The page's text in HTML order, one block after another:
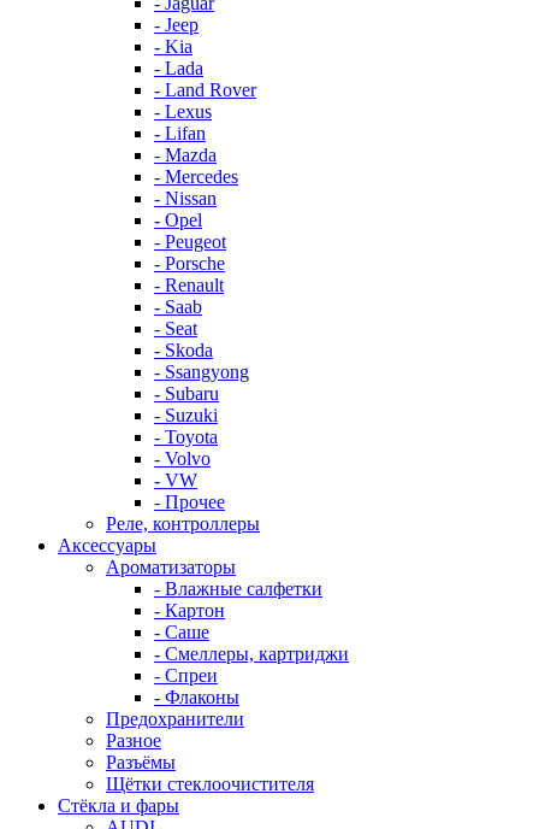
- Jeep
- Kia
- Lada
- Land Rover
- Lexus
- Lifan
- Mazda
- Mercedes
- Nissan
- Opel
- Peugeot
- Porsche
- Renault
- Saab
- Seat
- Skoda
- Ssangyong
- Subaru
- Suzuki
- Toyota
- Volvo
- VW
- Прочее
Реле, контроллеры
Аксессуары
Ароматизаторы
- Влажные салфетки
- Картон
- Саше
- Смеллеры, картриджи
- Спреи
- Флаконы
Предохранители
Разное
Разъёмы
Щётки стеклоочистителя
Стёкла и фары